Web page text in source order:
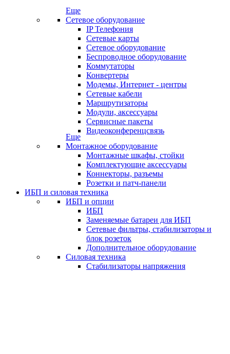
Еще
Сетевое оборудование
IP Телефония
Сетевые карты
Сетевое оборудование
Беспроводное оборудование
Коммутаторы
Конвертеры
Модемы, Интернет - центры
Сетевые кабели
Маршрутизаторы
Модули, аксессуары
Сервисные пакеты
Видеоконференцсвязь
Еще
Монтажное оборудование
Монтажные шкафы, стойки
Комплектующие аксессуары
Коннекторы, разъемы
Розетки и патч-панели
ИБП и силовая техника
ИБП и опции
ИБП
Заменяемые батареи для ИБП
Сетевые фильтры, стабилизаторы и
блок розеток
Дополнительное оборудование
Силовая техника
Стабилизаторы напряжения